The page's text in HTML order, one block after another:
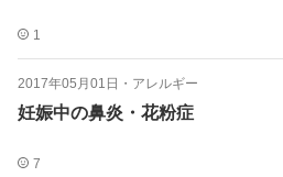
1
2017年05月01日 ・ アレルギー
妊娠中の鼻炎・花粉症
7